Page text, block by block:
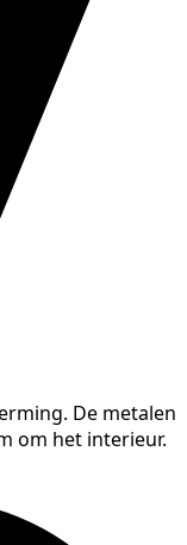
De metalen
om het interieur.